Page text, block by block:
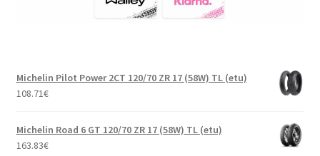
Michelin Pilot Power 2CT 120/70 ZR 17 (58W) TL (etu)
108.71€
Michelin Road 6 GT 120/70 ZR 17 (58W) TL (etu)
163.83€